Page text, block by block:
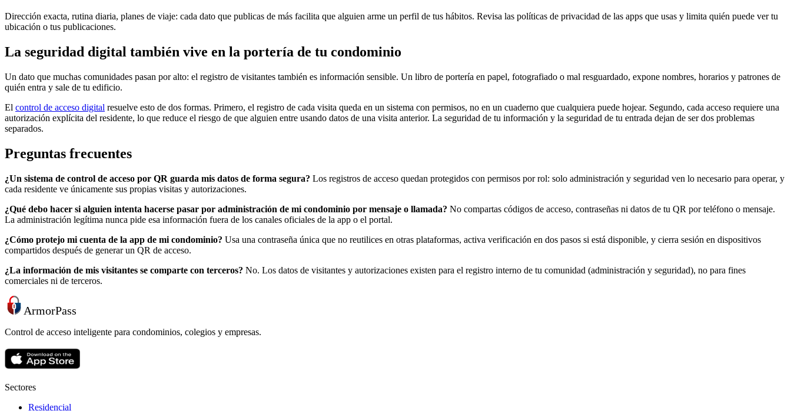
Dirección exacta, rutina diaria, planes de viaje: cada dato que publicas de más facilita que alguien arme un perfil de tus hábitos. Revisa las políticas de privacidad de las apps que usas y limita quién puede ver tu
ubicación o tus publicaciones.
La seguridad digital también vive en la portería de tu condominio
Un dato que muchas comunidades pasan por alto: el registro de visitantes también es información sensible. Un libro de portería en papel, fotografiado o mal resguardado, expone nombres, horarios y patrones de
quién entra y sale de tu edificio.
El control de acceso digital resuelve esto de dos formas. Primero, el registro de cada visita queda en un sistema con permisos, no en un cuaderno que cualquiera puede hojear. Segundo, cada acceso requiere una
autorización explícita del residente, lo que reduce el riesgo de que alguien entre usando datos de una visita anterior. La seguridad de tu información y la seguridad de tu entrada dejan de ser dos problemas
separados.
Preguntas frecuentes
¿Un sistema de control de acceso por QR guarda mis datos de forma segura? Los registros de acceso quedan protegidos con permisos por rol: solo administración y seguridad ven lo necesario para operar, y
cada residente ve únicamente sus propias visitas y autorizaciones.
¿Qué debo hacer si alguien intenta hacerse pasar por administración de mi condominio por mensaje o llamada? No compartas códigos de acceso, contraseñas ni datos de tu QR por teléfono o mensaje.
La administración legítima nunca pide esa información fuera de los canales oficiales de la app o el portal.
¿Cómo protejo mi cuenta de la app de mi condominio? Usa una contraseña única que no reutilices en otras plataformas, activa verificación en dos pasos si está disponible, y cierra sesión en dispositivos
compartidos después de generar un QR de acceso.
¿La información de mis visitantes se comparte con terceros? No. Los datos de visitantes y autorizaciones existen para el registro interno de tu comunidad (administración y seguridad), no para fines
comerciales ni de terceros.
ArmorPass
Control de acceso inteligente para condominios, colegios y empresas.
Sectores
Residencial